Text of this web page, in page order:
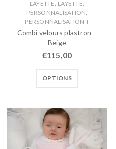
LAYETTE, LAYETTE,
PERSONNALISATION,
PERSONNALISATION T
Combi velours plastron –
Beige
€115,00
OPTIONS